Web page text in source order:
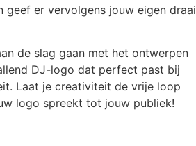
geef er vervolgens jouw eigen draai
de slag gaan met het ontwerpen
DJ-logo dat perfect past bij
Laat je creativiteit de vrije loop
logo spreekt tot jouw publiek!